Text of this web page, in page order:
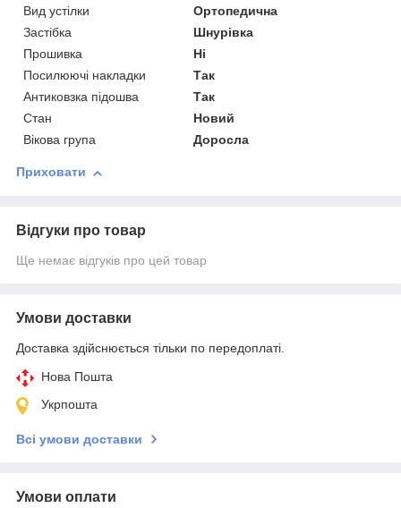
Вид устілки
Ортопедична
Застібка
Шнурівка
Прошивка
Ні
Посилюючі накладки
Так
Антиковзка підошва
Так
Стан
Новий
Вікова група
Доросла
Приховати
Відгуки про товар
Ще немає відгуків про цей товар
Умови доставки
Доставка здійснюється тільки по передоплаті.
Нова Пошта
Укрпошта
Всі умови доставки
Умови оплати